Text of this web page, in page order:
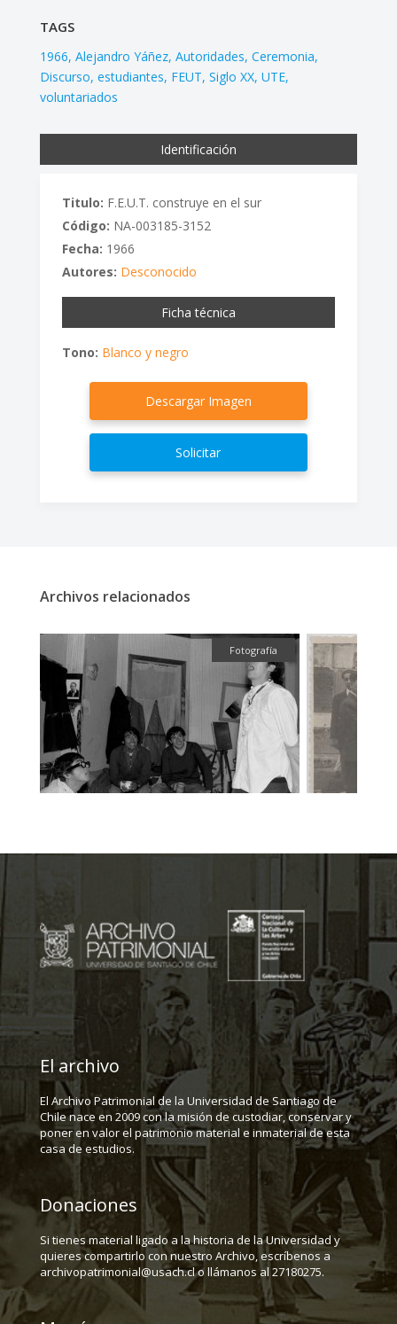
TAGS
1966 Alejandro Yáñez Autoridades Ceremonia
Discurso estudiantes FEUT Siglo XX UTE
voluntariados
Identificación
Titulo: F.E.U.T. construye en el sur
Código: NA-003185-3152
Fecha: 1966
Autores: Desconocido
Ficha técnica
Tono: Blanco y negro
Descargar Imagen
Solicitar
Archivos relacionados
Fotografía
El archivo
El Archivo Patrimonial de la Universidad de Santiago de
Chile nace en 2009 con la misión de custodiar, conservar y
poner en valor el patrimonio material e inmaterial de esta
casa de estudios.
Donaciones
Si tienes material ligado a la historia de la Universidad y
quieres compartirlo con nuestro Archivo, escríbenos a
archivopatrimonial@usach.cl o llámanos al 27180275.